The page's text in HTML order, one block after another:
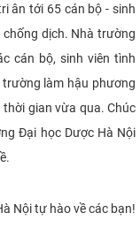
ân tới 65 cán bộ - sinh
dịch. Nhà trường
cán bộ, sinh viên tình
làm hậu phương
gian vừa qua. Chúc
Đại học Dược Hà Nội
Nội tự hào về các bạn!